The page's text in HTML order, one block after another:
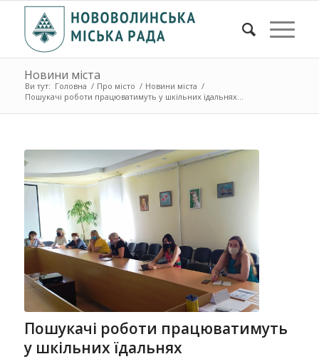
Новини міста
Ви тут: Головна / Про місто / Новини міста /
Пошукачі роботи працюватимуть у шкільних їдальнях...
Пошукачі роботи працюватимуть
у шкільних їдальнях